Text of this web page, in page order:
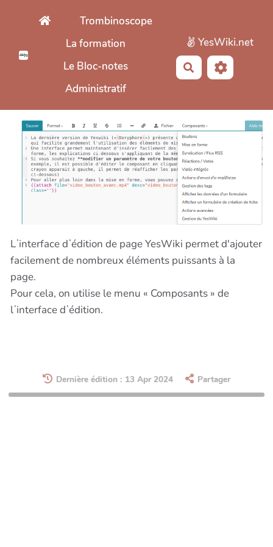
Aller au contenu principal
Trombinoscope
La formation
Le Bloc-notes
Administratif
YesWiki.net
Rechercher
Lʼinterface dʼédition de page YesWiki permet d'ajouter
facilement de nombreux éléments puissants à la
page.
Pour cela, on utilise le menu « Composants » de
lʼinterface dʼédition.
Dernière édition : 13 Apr 2024 Partager